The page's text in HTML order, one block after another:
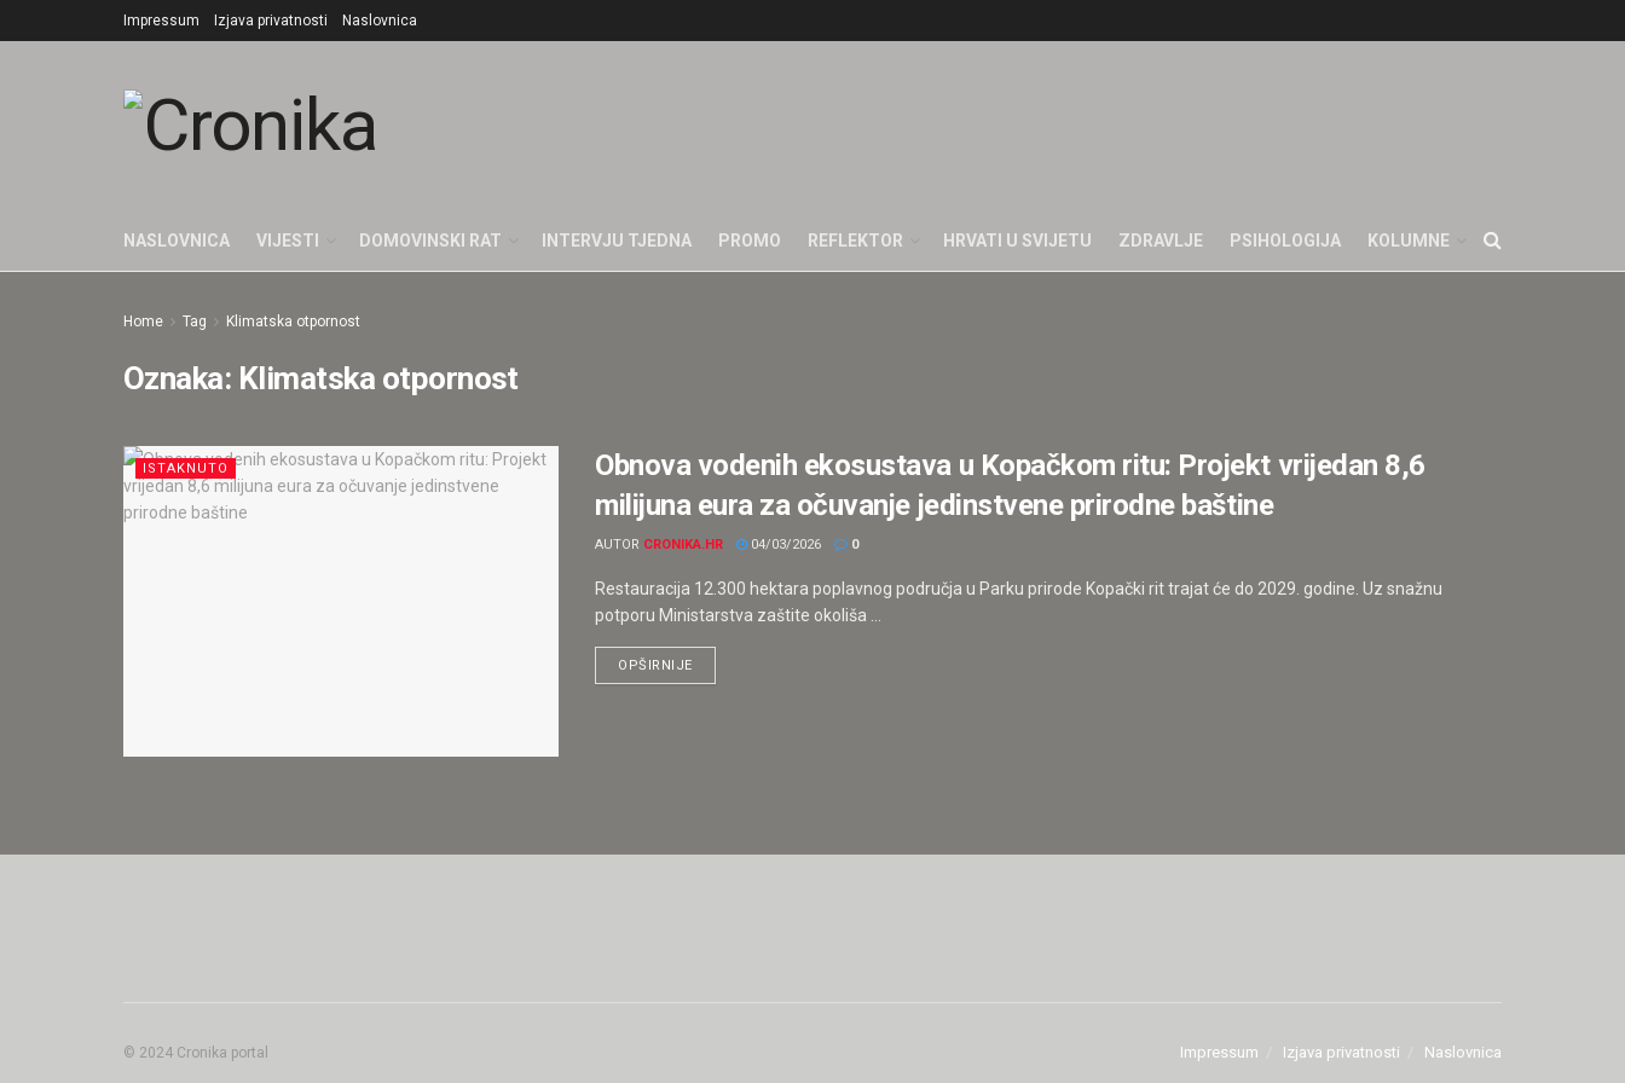
Impressum Izjava privatnosti Naslovnica
NASLOVNICA VIJESTI DOMOVINSKI RAT INTERVJU TJEDNA PROMO REFLEKTOR HRVATI U SVIJETU ZDRAVLJE PSIHOLOGIJA KOLUMNE
Home Tag Klimatska otpornost
Oznaka: Klimatska otpornost
ISTAKNUTO
Obnova vodenih ekosustava u Kopačkom ritu: Projekt vrijedan 8,6
milijuna eura za očuvanje jedinstvene prirodne baštine
AUTOR CRONIKA.HR 04/03/2026 0
Restauracija 12.300 hektara poplavnog područja u Parku prirode Kopački rit trajat će do 2029. godine. Uz snažnu
potporu Ministarstva zaštite okoliša ...
OPŠIRNIJE
Impressum Izjava privatnosti Naslovnica
© 2024 Cronika portal